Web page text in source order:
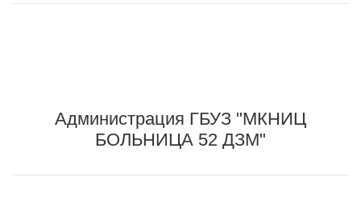
Администрация ГБУЗ "МКНИЦ
БОЛЬНИЦА 52 ДЗМ"